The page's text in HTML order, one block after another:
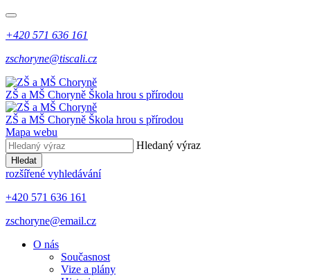
+420 571 636 161
zschoryne@tiscali.cz
ZŠ a MŠ Choryně Škola hrou s přírodou
ZŠ a MŠ Choryně Škola hrou s přírodou
Mapa webu
Hledaný výraz
Hledat
rozšířené vyhledávání
+420 571 636 161
zschoryne@email.cz
O nás
Současnost
Vize a plány